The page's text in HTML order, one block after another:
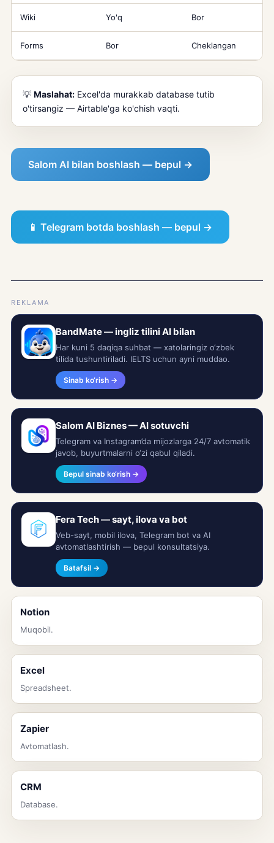
Wiki Yo'q Bor
Forms Bor Cheklangan
💡 Maslahat: Excel'da murakkab database tutib
o'tirsangiz — Airtable'ga ko'chish vaqti.
Salom AI bilan boshlash — bepul →
📱 Telegram botda boshlash — bepul →
REKLAMA
BandMate — ingliz tilini AI bilan
Har kuni 5 daqiqa suhbat — xatolaringiz o‘zbek
tilida tushuntiriladi. IELTS uchun ayni muddao.
Sinab ko‘rish →
Salom AI Biznes — AI sotuvchi
Telegram va Instagram’da mijozlarga 24/7 avtomatik
javob, buyurtmalarni o‘zi qabul qiladi.
Bepul sinab ko‘rish →
Fera Tech — sayt, ilova va bot
Veb-sayt, mobil ilova, Telegram bot va AI
avtomatlashtirish — bepul konsultatsiya.
Batafsil →
Notion
Muqobil.
Excel
Spreadsheet.
Zapier
Avtomatlash.
CRM
Database.